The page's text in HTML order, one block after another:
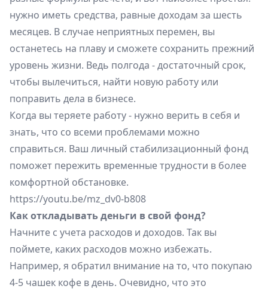
нужно иметь средства, равные доходам за шесть
месяцев. В случае неприятных перемен, вы
останетесь на плаву и сможете сохранить прежний
уровень жизни. Ведь полгода - достаточный срок,
чтобы вылечиться, найти новую работу или
поправить дела в бизнесе.
Когда вы теряете работу - нужно верить в себя и
знать, что со всеми проблемами можно
справиться. Ваш личный стабилизационный фонд
поможет пережить временные трудности в более
комфортной обстановке.
https://youtu.be/mz _dv0-b808
Как откладывать деньги в свой фонд?
Начните с учета расходов и доходов. Так вы
поймете, каких расходов можно избежать.
Например, я обратил внимание на то, что покупаю
4-5 чашек кофе в день. Очевидно, что это